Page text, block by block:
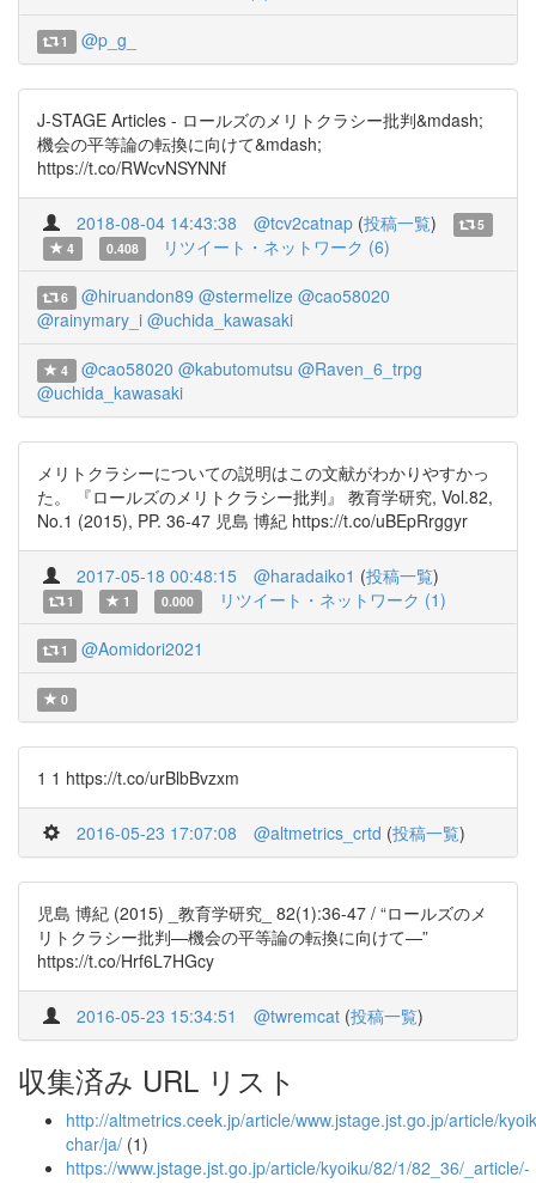
1 @p_g_
J-STAGE Articles - ロールズのメリトクラシー批判&mdash;
機会の平等論の転換に向けて&mdash;
https://t.co/RWcvNSYNNf
2018-08-04 14:43:38 @tcv2catnap (投稿一覧)
5
4
0.408 リツイート・ネットワーク (6)
6 @hiruandon89 @stermelize @cao58020
@rainymary_i @uchida_kawasaki
4 @cao58020 @kabutomutsu @Raven_6_trpg
@uchida_kawasaki
メリトクラシーについての説明はこの文献がわかりやすかっ
た。 『ロールズのメリトクラシー批判』 教育学研究, Vol.82,
No.1 (2015), PP. 36-47 児島 博紀 https://t.co/uBEpRrggyr
2017-05-18 00:48:15 @haradaiko1 (投稿一覧)
1 1 0.000 リツイート・ネットワーク (1)
1 @Aomidori2021
0
1 1 https://t.co/urBlbBvzxm
2016-05-23 17:07:08 @altmetrics_crtd (投稿一覧)
児島 博紀 (2015) _教育学研究_ 82(1):36-47 / “ロールズのメ
リトクラシー批判—機会の平等論の転換に向けて—”
https://t.co/Hrf6L7HGcy
2016-05-23 15:34:51 @twremcat (投稿一覧)
収集済み URL リスト
http://altmetrics.ceek.jp/article/www.jstage.jst.go.jp/article/
char/ja/ (1)
https://www.jstage.jst.go.jp/article/kyoiku/82/1/82_36/_article/-